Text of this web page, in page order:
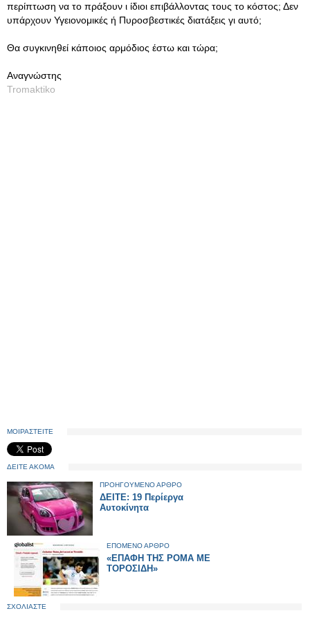
περίπτωση να το πράξουν ι ίδιοι επιβάλλοντας τους το κόστος; Δεν
υπάρχουν Υγειονομικές ή Πυροσβεστικές διατάξεις γι αυτό;
Θα συγκινηθεί κάποιος αρμόδιος έστω και τώρα;
Αναγνώστης
Tromaktiko
ΜΟΙΡΑΣΤΕΙΤΕ
ΔΕΙΤΕ ΑΚΟΜΑ
ΠΡΟΗΓΟΥΜΕΝΟ ΑΡΘΡΟ
ΔΕΙΤΕ: 19 Περίεργα
Αυτοκίνητα
ΕΠΟΜΕΝΟ ΑΡΘΡΟ
«ΕΠΑΦΗ ΤΗΣ ΡΟΜΑ ΜΕ
ΤΟΡΟΣΙΔΗ»
ΣΧΟΛΙΑΣΤΕ